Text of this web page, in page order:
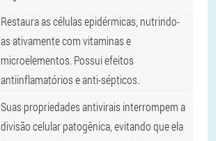
Restaura as células epidérmicas, nutrindo-
as ativamente com vitaminas e
microelementos. Possui efeitos
antiinflamatórios e anti-sépticos.
Suas propriedades antivirais interrompem a
divisão celular patogênica, evitando que ela